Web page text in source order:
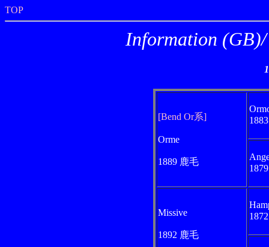
TOP
Information
[Bend Or系]
Orme
1889 鹿毛
Missive
1892 鹿毛